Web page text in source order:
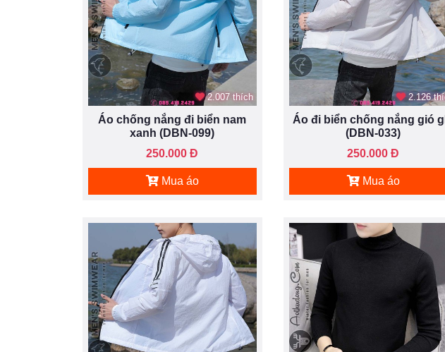
2.007 thích
Áo chống nắng đi biển nam
xanh (DBN-099)
250.000 Đ
Mua áo
2.126
Áo đi biển chống nắng gió
(DBN-033)
250.000 Đ
Mua áo